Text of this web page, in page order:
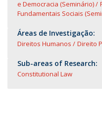
e Democracia (Seminário)
Fundamentais Sociais
Áreas de Investigação:
Direitos Humanos Direito
Sub-areas of Research:
Constitutional Law